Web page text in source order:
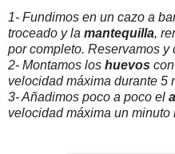
1- Fundimos en un cazo a
troceado y la mantequilla,
por completo. Reservamos y
2- Montamos los huevos
velocidad máxima durante 5
3- Añadimos poco a poco el
velocidad máxima un minuto